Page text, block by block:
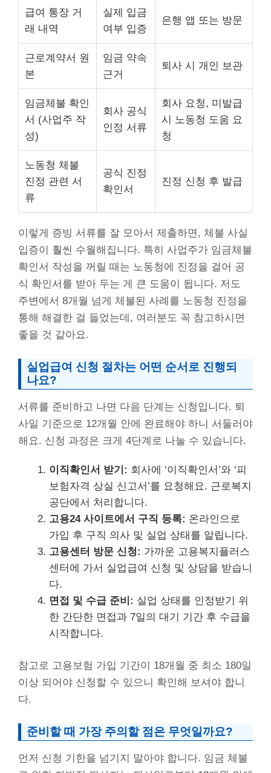
급여 통장 거
래 내역
실제 입금
여부 입증
은행 앱 또는 방문
근로계약서 원
본
임금 약속
근거
퇴사 시 개인 보관
임금체불 확인
서 (사업주 작
성)
회사 공식
인정 서류
회사 요청, 미발급
시 노동청 도움 요
청
노동청 체불
진정 관련 서
류
공식 진정
확인서
진정 신청 후 발급
이렇게 증빙 서류를 잘 모아서 제출하면, 체불 사실
입증이 훨씬 수월해집니다. 특히 사업주가 임금체불
확인서 작성을 꺼릴 때는 노동청에 진정을 걸어 공
식 확인서를 받아 두는 게 큰 도움이 됩니다. 저도
주변에서 8개월 넘게 체불된 사례를 노동청 진정을
통해 해결한 걸 들었는데, 여러분도 꼭 참고하시면
좋을 것 같아요.
실업급여 신청 절차는 어떤 순서로 진행되
나요?
서류를 준비하고 나면 다음 단계는 신청입니다. 퇴
사일 기준으로 12개월 안에 완료해야 하니 서둘러야
해요. 신청 과정은 크게 4단계로 나눌 수 있습니다.
이직확인서 받기: 회사에 ‘이직확인서’와 ‘피
보험자격 상실 신고서’를 요청해요. 근로복지
공단에서 처리합니다.
고용24 사이트에서 구직 등록: 온라인으로
가입 후 구직 의사 및 실업 상태를 알립니다.
고용센터 방문 신청: 가까운 고용복지플러스
센터에 가서 실업급여 신청 및 상담을 받습니
다.
면접 및 수급 준비: 실업 상태를 인정받기 위
한 간단한 면접과 7일의 대기 기간 후 수급을
시작합니다.
참고로 고용보험 가입 기간이 18개월 중 최소 180일
이상 되어야 신청할 수 있으니 확인해 보셔야 합니
다.
준비할 때 가장 주의할 점은 무엇일까요?
먼저 신청 기한을 넘기지 말아야 합니다. 임금 체불